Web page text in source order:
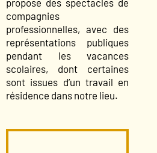
compagnies
professionnelles, avec des
représentations publiques
pendant les vacances
scolaires, dont certaines
sont issues d’un travail en
résidence dans notre lieu.